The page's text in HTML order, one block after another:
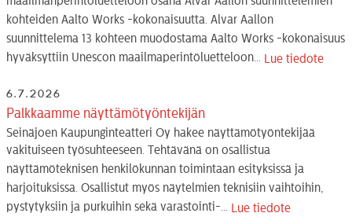
kohteiden Aalto Works -kokonaisuutta. Alvar Aallon
suunnittelema 13 kohteen muodostama Aalto Works -kokonaisuus
hyväksyttiin Unescon maailmaperintöluetteloon...
Lue tiedote
6.7.2026
Palkkaamme näyttämötyöntekijän
Seinäjoen Kaupunginteatteri Oy hakee näyttämötyöntekijää
vakituiseen työsuhteeseen. Tehtävänä on osallistua
näyttämöteknisen henkilökunnan toimintaan esityksissä ja
harjoituksissa. Osallistut myös näytelmien teknisiin vaihtoihin,
pystytyksiin ja purkuihin sekä varastointi-...
Lue tiedote